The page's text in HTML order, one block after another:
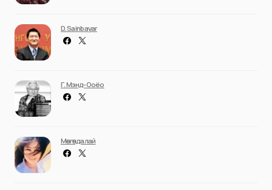
D. Sainbayar
Г. Мэнд-Ооёо
Мөнгөндалай